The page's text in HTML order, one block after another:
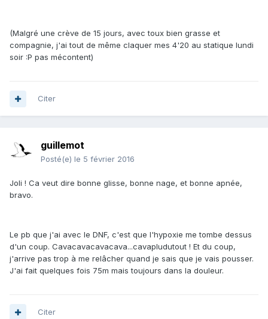
(Malgré une crève de 15 jours, avec toux bien grasse et
compagnie, j'ai tout de même claquer mes 4'20 au statique lundi
soir :P pas mécontent)
Citer
guillemot
Posté(e) le 5 février 2016
Joli ! Ca veut dire bonne glisse, bonne nage, et bonne apnée,
bravo.
Le pb que j'ai avec le DNF, c'est que l'hypoxie me tombe dessus
d'un coup. Cavacavacavacava...cavapludutout ! Et du coup,
j'arrive pas trop à me relâcher quand je sais que je vais pousser.
J'ai fait quelques fois 75m mais toujours dans la douleur.
Citer